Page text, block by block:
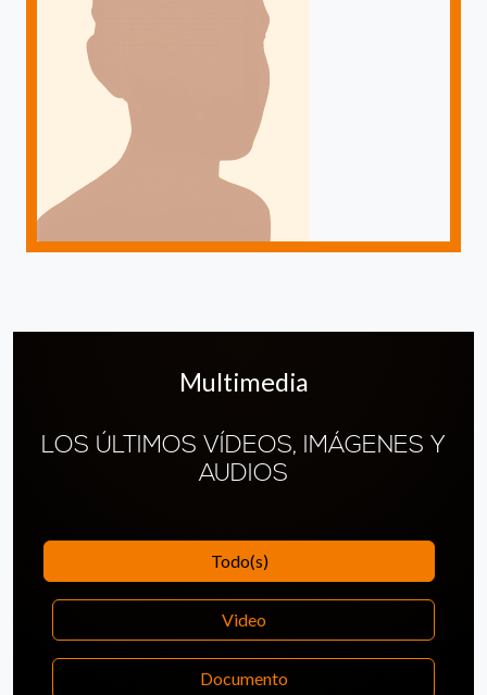
Multimedia
LOS ÚLTIMOS VÍDEOS, IMÁGENES Y
AUDIOS
Todo(s)
Video
Documento